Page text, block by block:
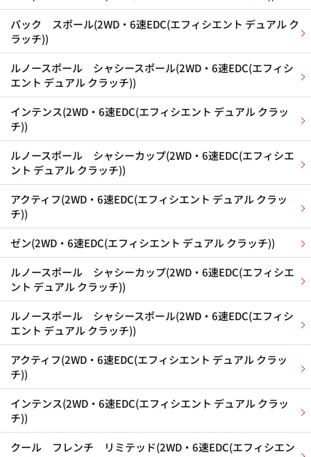
パック スポール(2WD・6速EDC(エフィシエント デュアル ク
ラッチ))
ルノースポール シャシースポール(2WD・6速EDC(エフィシ
エント デュアル クラッチ))
インテンス(2WD・6速EDC(エフィシエント デュアル クラッ
チ))
ルノースポール シャシーカップ(2WD・6速EDC(エフィシエ
ント デュアル クラッチ))
アクティフ(2WD・6速EDC(エフィシエント デュアル クラッ
チ))
ゼン(2WD・6速EDC(エフィシエント デュアル クラッチ))
ルノースポール シャシーカップ(2WD・6速EDC(エフィシエ
ント デュアル クラッチ))
ルノースポール シャシースポール(2WD・6速EDC(エフィシ
エント デュアル クラッチ))
アクティフ(2WD・6速EDC(エフィシエント デュアル クラッ
チ))
インテンス(2WD・6速EDC(エフィシエント デュアル クラッ
チ))
クール フレンチ リミテッド(2WD・6速EDC(エフィシエン